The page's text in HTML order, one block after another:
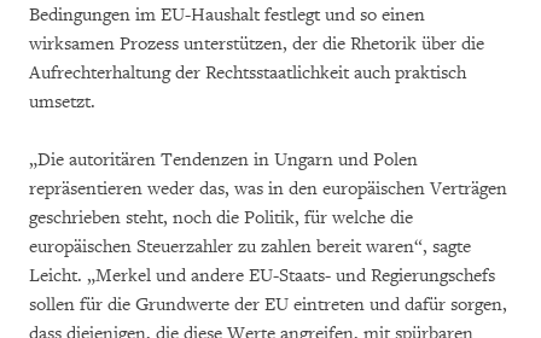
Bedingungen im EU-Haushalt festlegt und so einen
wirksamen Prozess unterstützen, der die Rhetorik über die
Aufrechterhaltung der Rechtsstaatlichkeit auch praktisch
umsetzt.
„Die autoritären Tendenzen in Ungarn und Polen
repräsentieren weder das, was in den europäischen Verträgen
geschrieben steht, noch die Politik, für welche die
europäischen Steuerzahler zu zahlen bereit waren“, sagte
Leicht. „Merkel und andere EU-Staats- und Regierungschefs
sollen für die Grundwerte der EU eintreten und dafür sorgen,